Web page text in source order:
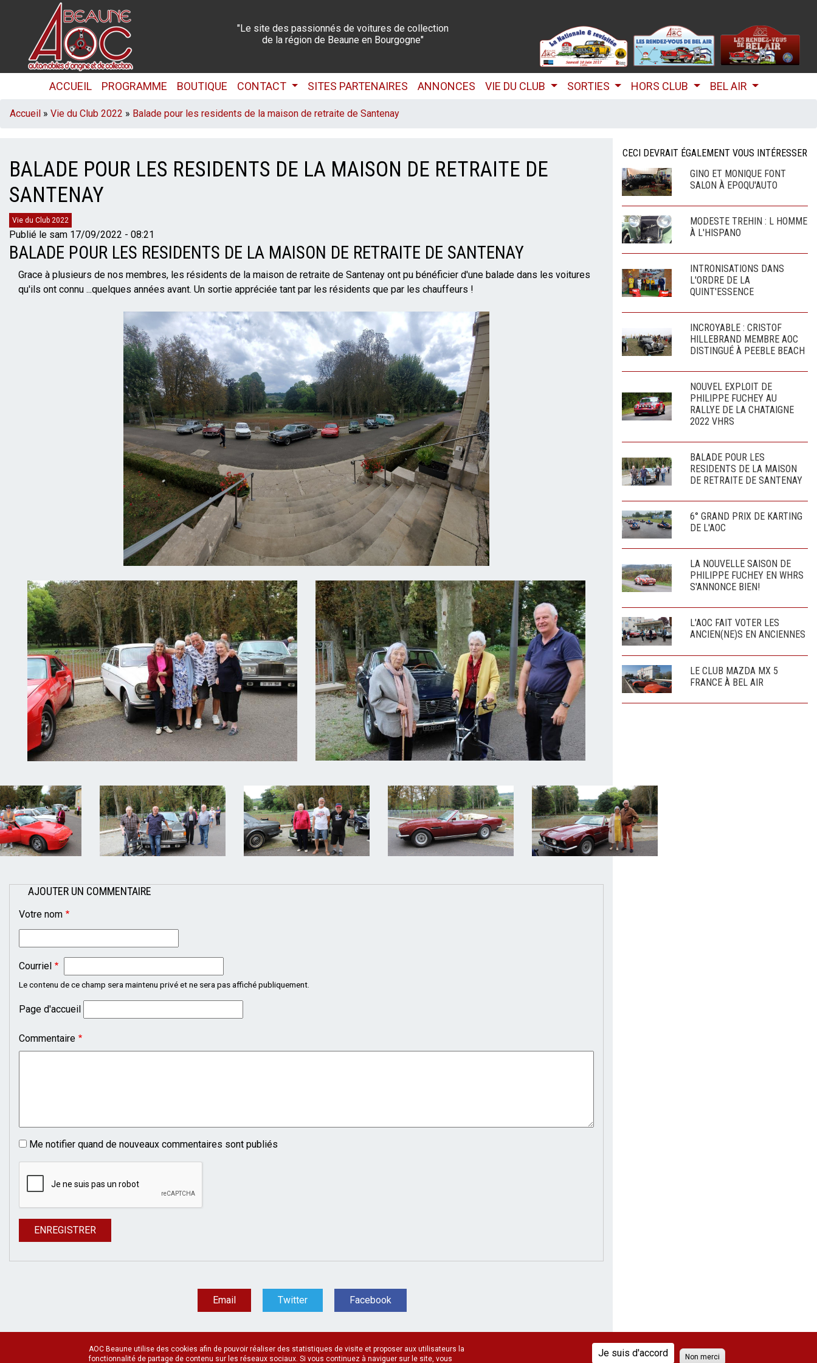
principal
"Le site des passionnés de voitures de collection
de la région de Beaune en Bourgogne"
NAVIGATION
PRINCIPALE
ACCUEIL PROGRAMME BOUTIQUE CONTACT SITES PARTENAIRES ANNONCES VIE DU CLUB SORTIES HORS CLUB BEL AIR
FIL
Accueil Vie du Club 2022 Balade pour les residents de la maison de retraite de Santenay
BALADE POUR LES RESIDENTS DE LA MAISON DE RETRAITE DE
SANTENAY
Catégories
Vie du Club 2022
Publié le sam 17/09/2022 - 08:21
BALADE POUR LES RESIDENTS DE LA MAISON DE RETRAITE DE SANTENAY
Mise
en
Grace à plusieurs de nos membres, les résidents de la maison de retraite de Santenay ont pu bénéficier d'une balade dans les voitures
qu'ils ont connu ...quelques années avant. Un sortie appréciée tant par les résidents que par les chauffeurs !
AJOUTER UN COMMENTAIRE
Votre nom
Courriel
Le contenu de ce champ sera maintenu privé et ne sera pas affiché publiquement.
Page d'accueil
Commentaire
Me notifier quand de nouveaux commentaires sont publiés
Email Twitter Facebook
CECI DEVRAIT ÉGALEMENT VOUS INTÉRESSER
GINO ET MONIQUE FONT
SALON À EPOQU'AUTO
MODESTE TREHIN : L HOMME
À L'HISPANO
INTRONISATIONS DANS
L'ORDRE DE LA
QUINT'ESSENCE
INCROYABLE : CRISTOF
HILLEBRAND MEMBRE AOC
DISTINGUÉ À PEEBLE BEACH
NOUVEL EXPLOIT DE
PHILIPPE FUCHEY AU
RALLYE DE LA CHATAIGNE
2022 VHRS
BALADE POUR LES
RESIDENTS DE LA MAISON
DE RETRAITE DE SANTENAY
6° GRAND PRIX DE KARTING
DE L'AOC
LA NOUVELLE SAISON DE
PHILIPPE FUCHEY EN WHRS
S'ANNONCE BIEN!
L'AOC FAIT VOTER LES
ANCIEN(NE)S EN ANCIENNES
LE CLUB MAZDA MX 5
FRANCE À BEL AIR
AOC Beaune utilise des cookies afin de pouvoir réaliser des statistiques de visite et proposer aux utilisateurs la
fonctionnalité de partage de contenu sur les réseaux sociaux. Si vous continuez à naviguer sur le site, vous
Je suis d'accord Non merci